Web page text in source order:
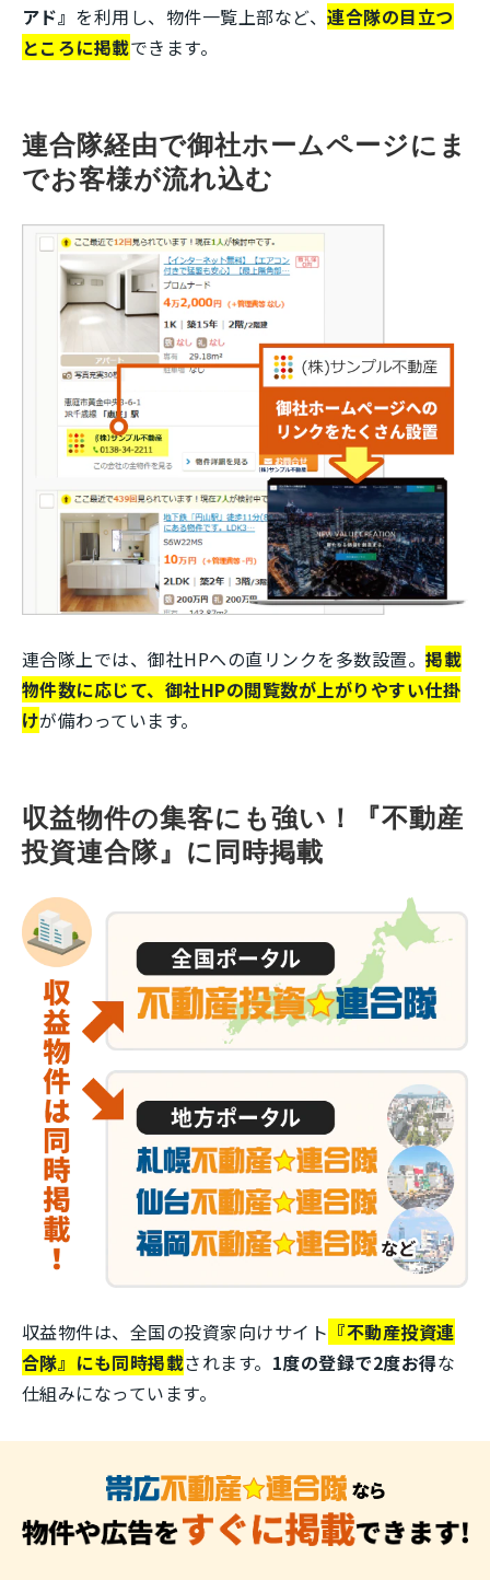
アド』 を利用し、物件一覧上部など、連合隊の目立つ
ところに掲載できます。
連合隊経由で御社ホームページにま
でお客様が流れ込む
連合隊上では、御社HPへの直リンクを多数設置。掲載
物件数に応じて、御社HPの閲覧数が上がりやすい仕掛
けが備わっています。
収益物件の集客にも強い！『不動産
投資連合隊』に同時掲載
収益物件は、全国の投資家向けサイト 『不動産投資連
合隊』にも同時掲載されます。 1度の登録で2度お得な
仕組みになっています。